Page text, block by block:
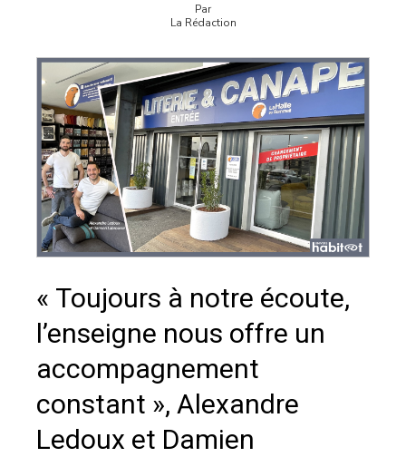
Par
La Rédaction
« Toujours à notre écoute,
l’enseigne nous offre un
accompagnement
constant », Alexandre
Ledoux et Damien